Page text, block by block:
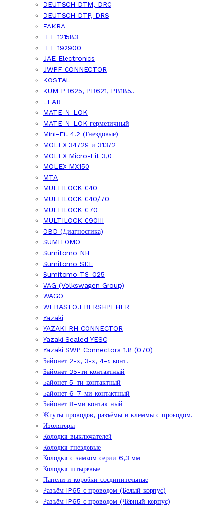
DEUTSCH DTM, DRC
DEUTSCH DTP, DRS
FAKRA
ITT 121583
ITT 192900
JAE Electronics
JWPF CONNECTOR
KOSTAL
KUM PB625, PB621, PB185..
LEAR
MATE-N-LOK
MATE-N-LOK герметичный
Mini-Fit 4.2 (Гнездовые)
MOLEX 34729 и 31372
MOLEX Micro-Fit 3,0
MOLEX MX150
MTA
MULTILOCK 040
MULTILOCK 040/70
MULTILOCK 070
MULTILOCK 090III
OBD (Диагностика)
SUMITOMO
Sumitomo NH
Sumitomo SDL
Sumitomo TS-025
VAG (Volkswagen Group)
WAGO
WEBASTO.EBERSHPEHER
Yazaki
YAZAKI RH CONNECTOR
Yazaki Sealed YESC
Yazaki SWP Connectors 1.8 (070)
Байонет 2-х, 3-х, 4-х конт.
Байонет 35-ти контактный
Байонет 5-ти контактный
Байонет 6-7-ми контактный
Байонет 8-ми контактный
Жгуты проводов, разъёмы и клеммы с проводом.
Изоляторы
Колодки выключателей
Колодки гнездовые
Колодки с замком серии 6,3 мм
Колодки штыревые
Панели и коробки соединительные
Разъём IP65 с проводом (Белый корпус)
Разъём IP65 с проводом (Чёрный корпус)